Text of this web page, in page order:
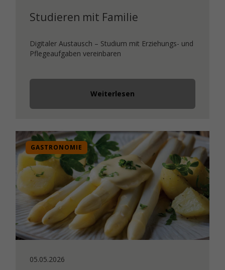
Studieren mit Familie
Digitaler Austausch – Studium mit Erziehungs- und
Pflegeaufgaben vereinbaren
Weiterlesen
GASTRONOMIE
05.05.2026